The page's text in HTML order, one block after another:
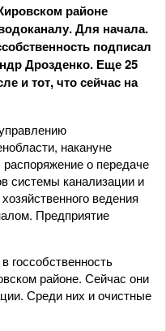
районе
Для начала.
подписал
Дрозденко. Еще 25
и тот, что сейчас на
накануне
о передаче
системы канализации и
ведения
Предприятие
госсобственность
районе. Сейчас они
Среди них и очистные